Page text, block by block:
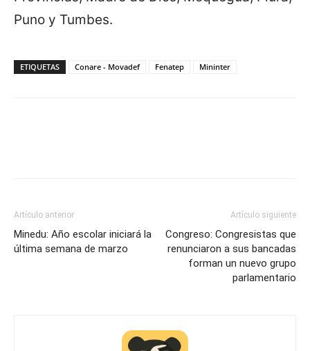
Puno y Tumbes.
ETIQUETAS Conare - Movadef Fenatep Mininter
Artículo anterior
Minedu: Año escolar iniciará la
última semana de marzo
Artículo siguiente
Congreso: Congresistas que
renunciaron a sus bancadas
forman un nuevo grupo
parlamentario